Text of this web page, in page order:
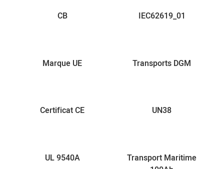
CB IEC62619_01
Marque UE Transports DGM
Certificat CE UN38
UL 9540A
Transport Maritime